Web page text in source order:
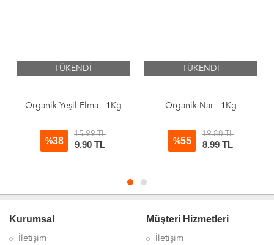
TÜKENDİ
Organik Yeşil Elma - 1Kg
%38
15.99 TL
9.90 TL
TÜKENDİ
Organik Nar - 1Kg
%55
19.80 TL
8.99 TL
Kurumsal
İletişim
Müşteri Hizmetleri
İletişim